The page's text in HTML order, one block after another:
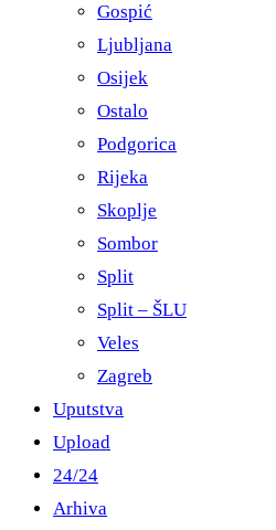
Gospić
Ljubljana
Osijek
Ostalo
Podgorica
Rijeka
Skoplje
Sombor
Split
Split – ŠLU
Veles
Zagreb
Uputstva
Upload
24/24
Arhiva